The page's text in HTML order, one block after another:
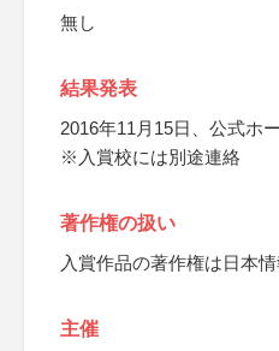
無し
結果発表
2016年11月15日、公式ホ
※入賞校には別途連絡
著作権の扱い
入賞作品の著作権は日本
主催